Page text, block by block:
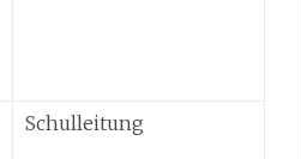
Schulleitung